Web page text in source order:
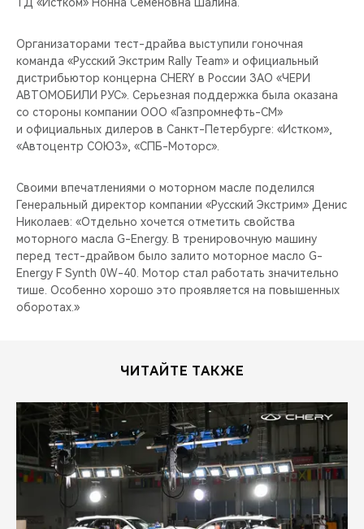
Организаторами тест-драйва выступили гоночная
команда «Русский Экстрим Rally Team» и официальный
дистрибьютор концерна CHERY в России ЗАО «ЧЕРИ
АВТОМОБИЛИ РУС». Серьезная поддержка была оказана
со стороны компании ООО «Газпромнефть-СМ»
и официальных дилеров в Санкт-Петербурге: «Истком»,
«Автоцентр СОЮЗ», «СПБ-Моторс».
Своими впечатлениями о моторном масле поделился
Генеральный директор компании «Русский Экстрим» Денис
Николаев: «Отдельно хочется отметить свойства
моторного масла G-Energy. В тренировочную машину
перед тест-драйвом было залито моторное масло G-
Energy F Synth 0W-40. Мотор стал работать значительно
тише. Особенно хорошо это проявляется на повышенных
оборотах.»
ЧИТАЙТЕ ТАКЖЕ